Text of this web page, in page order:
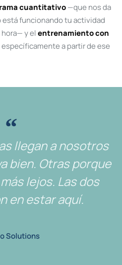
cuantitativo—que nos da
funcionando tu actividad
y elentrenamiento con
a partir de ese
llegan a nosotros
bien. Otras porque
lejos. Las dos
en estar aquí.
Solutions